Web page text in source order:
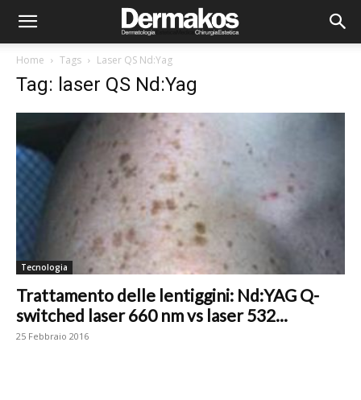
Home Tags Laser QS Nd:Yag
Tag: laser QS Nd:Yag
Tecnologia
Trattamento delle lentiggini: Nd:YAG Q-
switched laser 660 nm vs laser 532...
25 Febbraio 2016